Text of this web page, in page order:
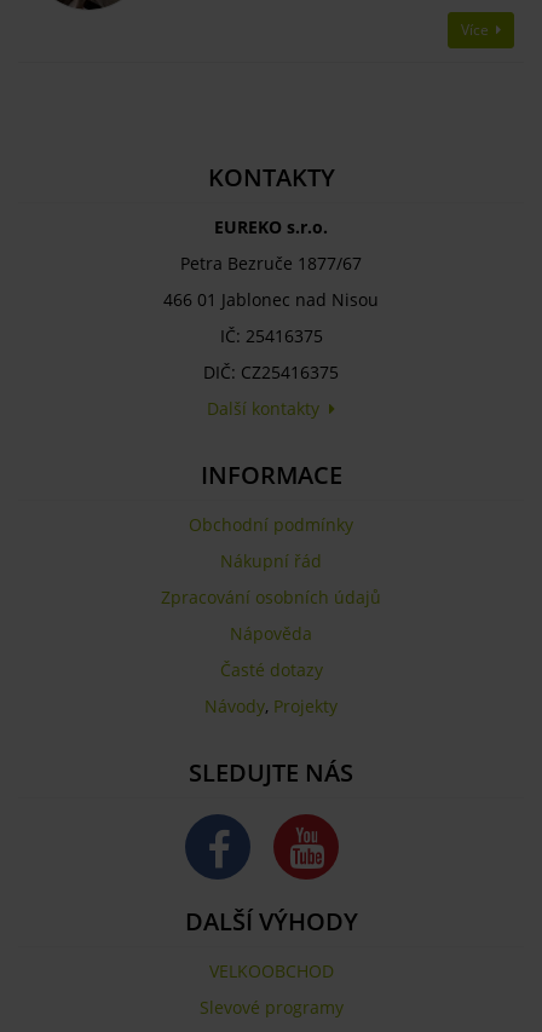
Více
KONTAKTY
EUREKO s.r.o.
Petra Bezruče 1877/67
466 01 Jablonec nad Nisou
IČ: 25416375
DIČ: CZ25416375
Další kontakty
INFORMACE
Obchodní podmínky
Nákupní řád
Zpracování osobních údajů
Nápověda
Časté dotazy
Návody, Projekty
SLEDUJTE NÁS
DALŠÍ VÝHODY
VELKOOBCHOD
Slevové programy